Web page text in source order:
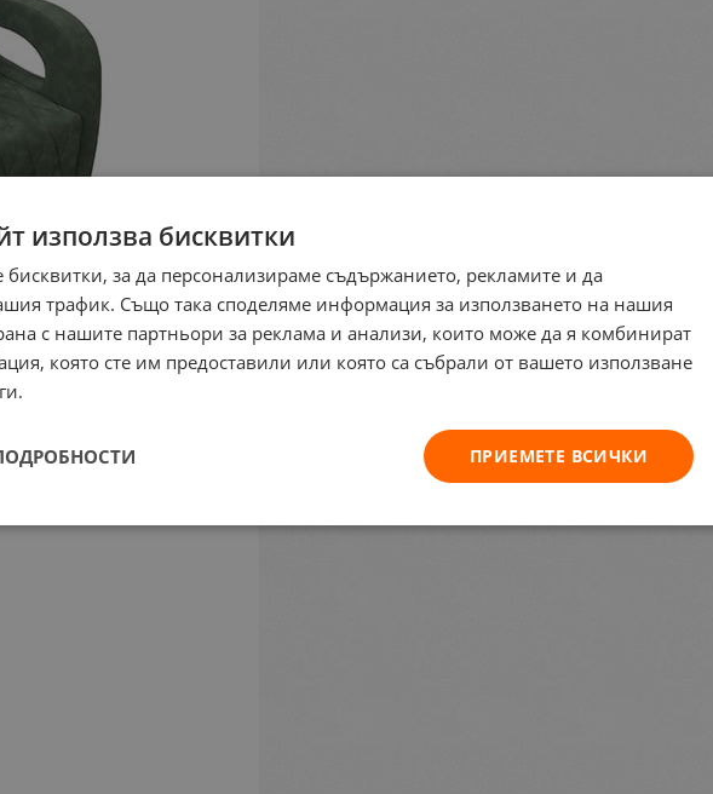
използва бисквитки
за да персонализираме съдържанието, рекламите и да
трафик. Също така споделяме информация за използването на нашия
с нашите партньори за реклама и анализи, които може да я комбинират
която сте им предоставили или която са събрали от вашето използване
ПРИЕМЕТЕ ВСИЧКИ